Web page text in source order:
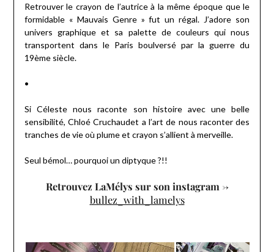
Retrouver le crayon de l’autrice à la même époque que le
formidable « Mauvais Genre » fut un régal. J’adore son
univers graphique et sa palette de couleurs qui nous
transportent dans le Paris boulversé par la guerre du
19ème siècle.
•
Si Céleste nous raconte son histoire avec une belle
sensibilité, Chloé Cruchaudet a l’art de nous raconter des
tranches de vie où plume et crayon s’allient à merveille.
Seul bémol… pourquoi un diptyque ?!!
Retrouvez LaMélys sur son instagram ->
bullez_with_lamelys